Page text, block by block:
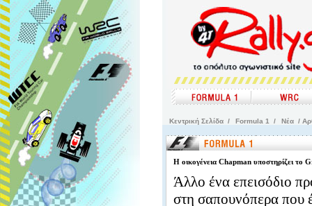
Kεντρική Σελίδα / Formula 1 / Νέα /
H οικογένεια Chapman υποστηρίζει το
Άλλο ένα επεισόδιο
στη σαπουνόπερα που